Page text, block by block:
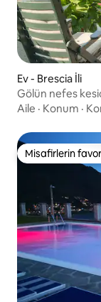
Ev - Brescia İli
Gölün nefes
Aile · Konum ·
Misafirlerin
Misafirlerin